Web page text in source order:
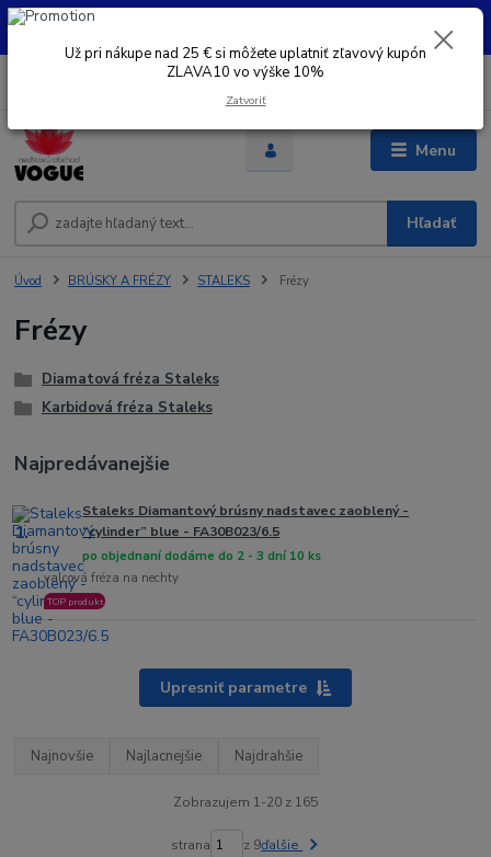
UŽ PRI NÁKUPE OD 30 € SI MOŽETE UPLATNIŤ ZĽAVOVÝ KUPÓN -
Menu
EUR
Hľadať
Úvod BRÚSKY A FRÉZY STALEKS Frézy
Frézy
Diamatová fréza Staleks
Karbidová fréza Staleks
Najpredávanejšie
1.
Staleks Diamantový brúsny nadstavec zaoblený -
“cylinder” blue - FA30B023/6.5
valcová fréza na nechty
po objednaní dodáme do 2 - 3 dní 10 ks
TOP produkt
Upresniť parametre
Najnovšie Najlacnejšie Najdrahšie
Zobrazujem 1-20 z 165
strana z 9ďalšie
Už pri nákupe nad 25 € si môžete uplatniť zľavový kupón
ZLAVA10 vo výške 10%
Zatvoriť